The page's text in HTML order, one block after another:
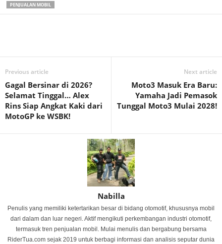
PENJUALAN MOBIL
Previous article
Gagal Bersinar di 2026?
Selamat Tinggal… Alex
Rins Siap Angkat Kaki dari
MotoGP ke WSBK!
Next article
Moto3 Masuk Era Baru:
Yamaha Jadi Pemasok
Tunggal Moto3 Mulai 2028!
Nabilla
Penulis yang memiliki ketertarikan besar di bidang otomotif, khususnya mobil
dari dalam dan luar negeri. Aktif mengikuti perkembangan industri otomotif,
termasuk tren penjualan mobil. Mulai menulis dan bergabung bersama
RiderTua.com sejak 2019 untuk berbagi informasi dan analisis seputar dunia